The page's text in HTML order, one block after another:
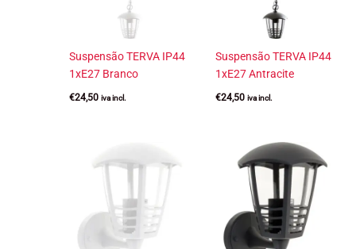
Suspensão TERVA IP44
1xE27 Branco
€24,50 iva incl.
Suspensão TERVA IP44
1xE27 Antracite
€24,50 iva incl.